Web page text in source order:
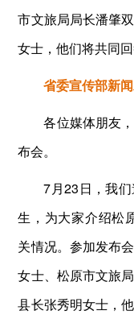
市文旅局局长潘肇
女士，他们将共同
省委宣传部新
各位媒体朋友
布会。
7月23日，我
生，为大家介绍松
关情况。参加发布
女士、松原市文旅
县长张秀明女士，